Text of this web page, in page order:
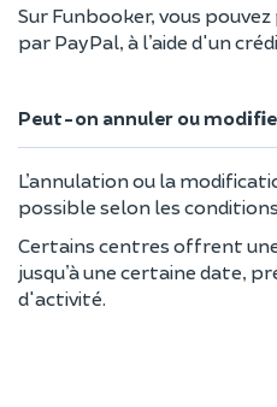
Sur Funbooker, vous
par PayPal, à l’aide d'un
Peut-on annuler ou
L’annulation ou la
possible selon les
Certains centres offrent
jusqu’à une certaine date,
d'activité.